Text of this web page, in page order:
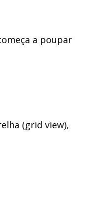
a poupar
(grid view),